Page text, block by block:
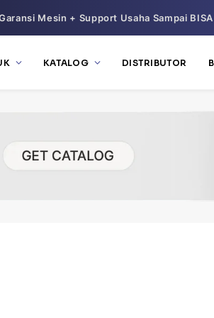
Mesin + Support Usaha Sampai
KATALOG DISTRIBUTOR